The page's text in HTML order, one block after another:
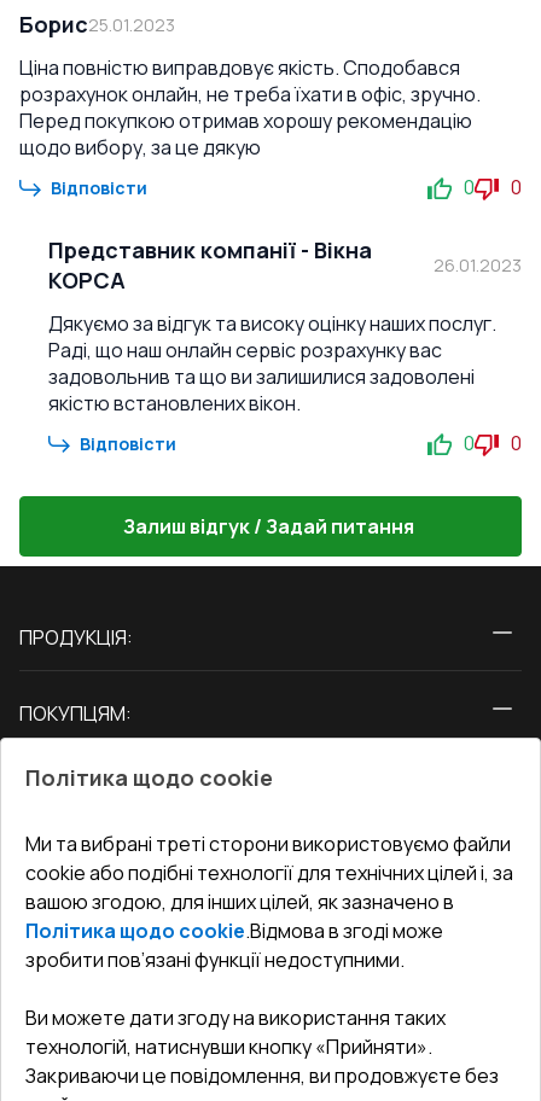
Борис25.01.2023
Ціна повністю виправдовує якість. Сподобався
розрахунок онлайн, не треба їхати в офіс, зручно.
Перед покупкою отримав хорошу рекомендацію
щодо вибору, за це дякую
Відповісти 0 0
Представник компанії - Вікна
КОРСА
26.01.2023
Дякуємо за відгук та високу оцінку наших послуг.
Раді, що наш онлайн сервіс розрахунку вас
задовольнив та що ви залишилися задоволені
якістю встановлених вікон.
Відповісти 0 0
Залиш відгук / Задай питання
ПРОДУКЦІЯ:
Двері
ПОКУПЦЯМ:
Блог
Адреса гіпермаркета
Як правильно заміряти вікна
СЕРВІС ТА ОБЛУГОВУВАННЯ:
Доставка і Оплата
Гарантія та Сервіс
Повернення товару
Договір публічної оферти
КОНТАКТИ
Офіс:Україна, м. Вінниця, вул. Келецька 60 кв. 61
undefined(undefined)
Політика щодо cookie
Ми та вибрані треті сторони використовуємо файли
cookie або подібні технології для технічних цілей і, за
вашою згодою, для інших цілей, як зазначено в
Політика щодо cookie.Відмова в згоді може
зробити пов’язані функції недоступними.
Ви можете дати згоду на використання таких
технологій, натиснувши кнопку «Прийняти».
Закриваючи це повідомлення, ви продовжуєте без